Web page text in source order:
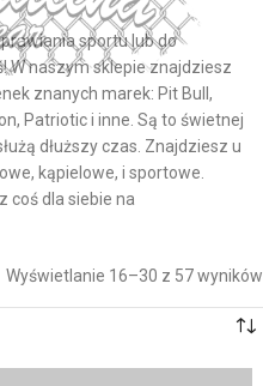
sportu lub do
W naszym sklepie znajdziesz
znanych marek: Pit Bull,
Patriotic i inne. Są to świetnej
dłuższy czas. Znajdziesz u
kąpielowe, i sportowe.
coś dla siebie na
Wyświetlanie 16–30 z 57 wyników